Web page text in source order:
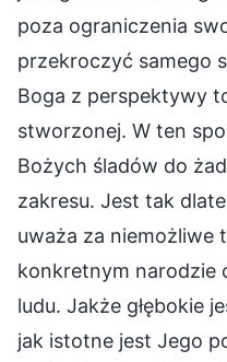
poza ograniczenia
przekroczyć samego
Boga z perspektywy
stworzonej. W ten
Bożych śladów do
zakresu. Jest tak
uważa za niemożliwe
konkretnym narodzie
ludu. Jakże głębokie
jak istotne jest Jego